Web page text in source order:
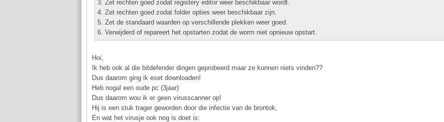
3. Zet rechten goed zodat registery editor weer beschikbaar wordt.
4. Zet rechten goed zodat folder opties weer beschikbaar zijn.
5. Zet de standaard waarden op verschillende plekken weer goed.
6. Verwijderd of repareert het opstarten zodat de worm niet opnieuw opstart.
Hoi,
Ik heb ook al die bitdefender dingen geprobeerd maar ze kunnen niets vinden??
Dus daarom ging ik eset downloaden!
Heb nogal een oude pc (3jaar)
Dus daarom wou ik er geen virusscanner op!
Hij is een stuk trager geworden door die infectie van de brontok,
En wat het virusje ook nog is doet is: